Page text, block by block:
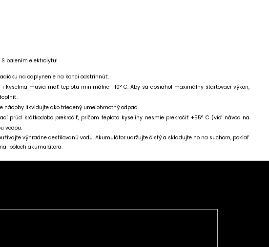
balením elektrolytu!
na odplynenie na konci odstrihnúť.
musia mať teplotu minimálne +10° C. Aby sa dosiahol maximálny štartovací výkon,
nádoby likvidujte ako triedený umelohmotný odpad.
prúd krátkodobo prekročiť, pričom teplota kyseliny nesmie prekročiť +55° C (viď návod na
vodou.
výhradne destilovanú vodu. Akumulátor udržujte čistý a skladujte ho na suchom, pokiaľ
póloch akumulátora.